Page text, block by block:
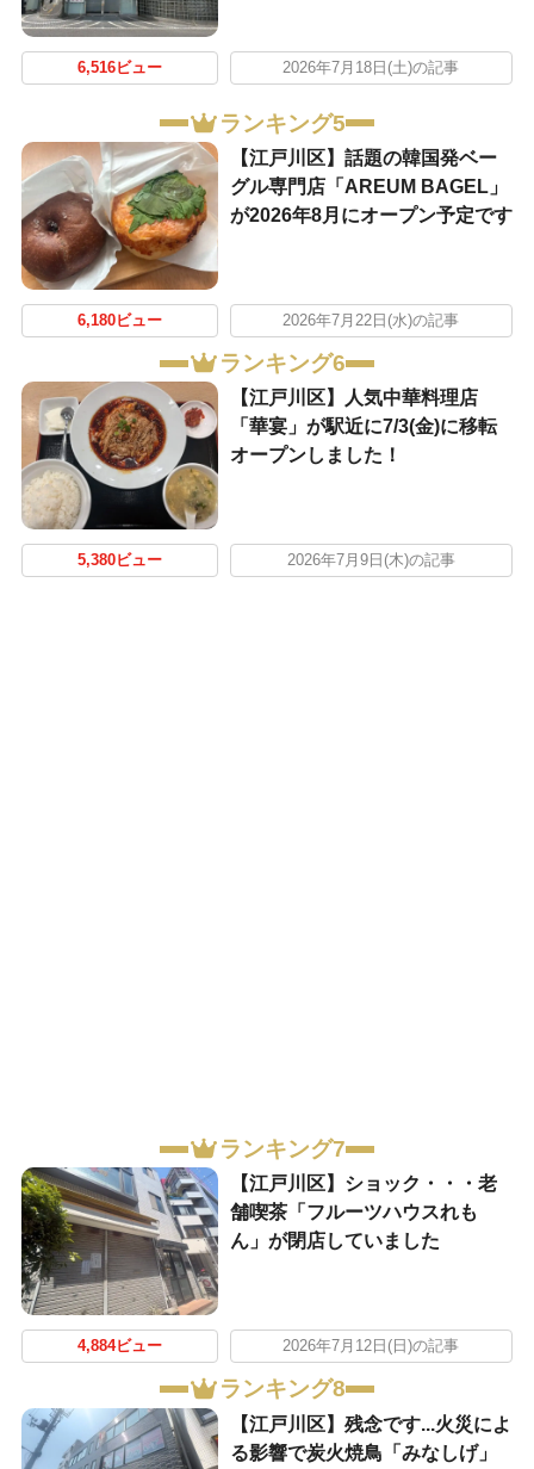
6,516ビュー 2026年7月18日(土)の記事
ランキング5
【江戸川区】話題の韓国発ベー
グル専門店「AREUM BAGEL」
が2026年8月にオープン予定です
6,180ビュー 2026年7月22日(水)の記事
ランキング6
【江戸川区】人気中華料理店
「華宴」が駅近に7/3(金)に移転
オープンしました！
5,380ビュー 2026年7月9日(木)の記事
ランキング7
【江戸川区】ショック・・・老
舗喫茶「フルーツハウスれも
ん」が閉店していました
4,884ビュー 2026年7月12日(日)の記事
ランキング8
【江戸川区】残念です...火災によ
る影響で炭火焼鳥「みなしげ」